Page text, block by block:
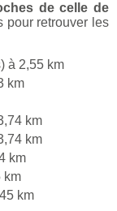
de celle de
pour retrouver les
à 2,55 km
km
km
km
km
km
km